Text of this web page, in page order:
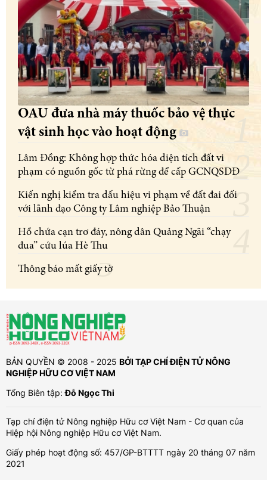
OAU đưa nhà máy thuốc bảo vệ thực
vật sinh học vào hoạt động
Lâm Đồng: Không hợp thức hóa diện tích đất vi
phạm có nguồn gốc từ phá rừng để cấp GCNQSDĐ
Kiến nghị kiểm tra dấu hiệu vi phạm về đất đai đối
với lãnh đạo Công ty Lâm nghiệp Bảo Thuận
Hồ chứa cạn trơ đáy, nông dân Quảng Ngãi “chạy
đua” cứu lúa Hè Thu
Thông báo mất giấy tờ
BẢN QUYỀN © 2008 - 2025 BỞI TẠP CHÍ ĐIỆN TỬ NÔNG
NGHIỆP HỮU CƠ VIỆT NAM
Tổng Biên tập:Đỗ Ngọc Thi
Tạp chí điện tử Nông nghiệp Hữu cơ Việt Nam - Cơ quan của
Hiệp hội Nông nghiệp Hữu cơ Việt Nam.
Giấy phép hoạt động số: 457/GP-BTTTT ngày 20 tháng 07 năm
2021